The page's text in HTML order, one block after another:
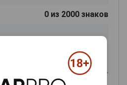
0 из 2000 знаков